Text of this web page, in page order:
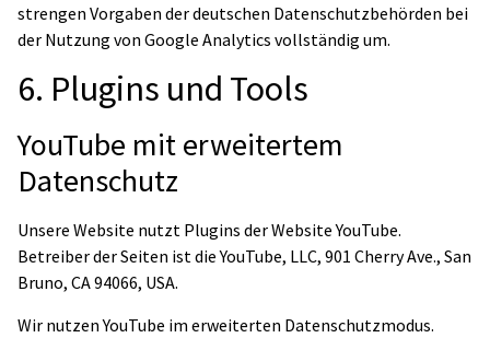
strengen Vorgaben der deutschen Datenschutzbehörden bei
der Nutzung von Google Analytics vollständig um.
6. Plugins und Tools
YouTube mit erweitertem
Datenschutz
Unsere Website nutzt Plugins der Website YouTube.
Betreiber der Seiten ist die YouTube, LLC, 901 Cherry Ave., San
Bruno, CA 94066, USA.
Wir nutzen YouTube im erweiterten Datenschutzmodus.